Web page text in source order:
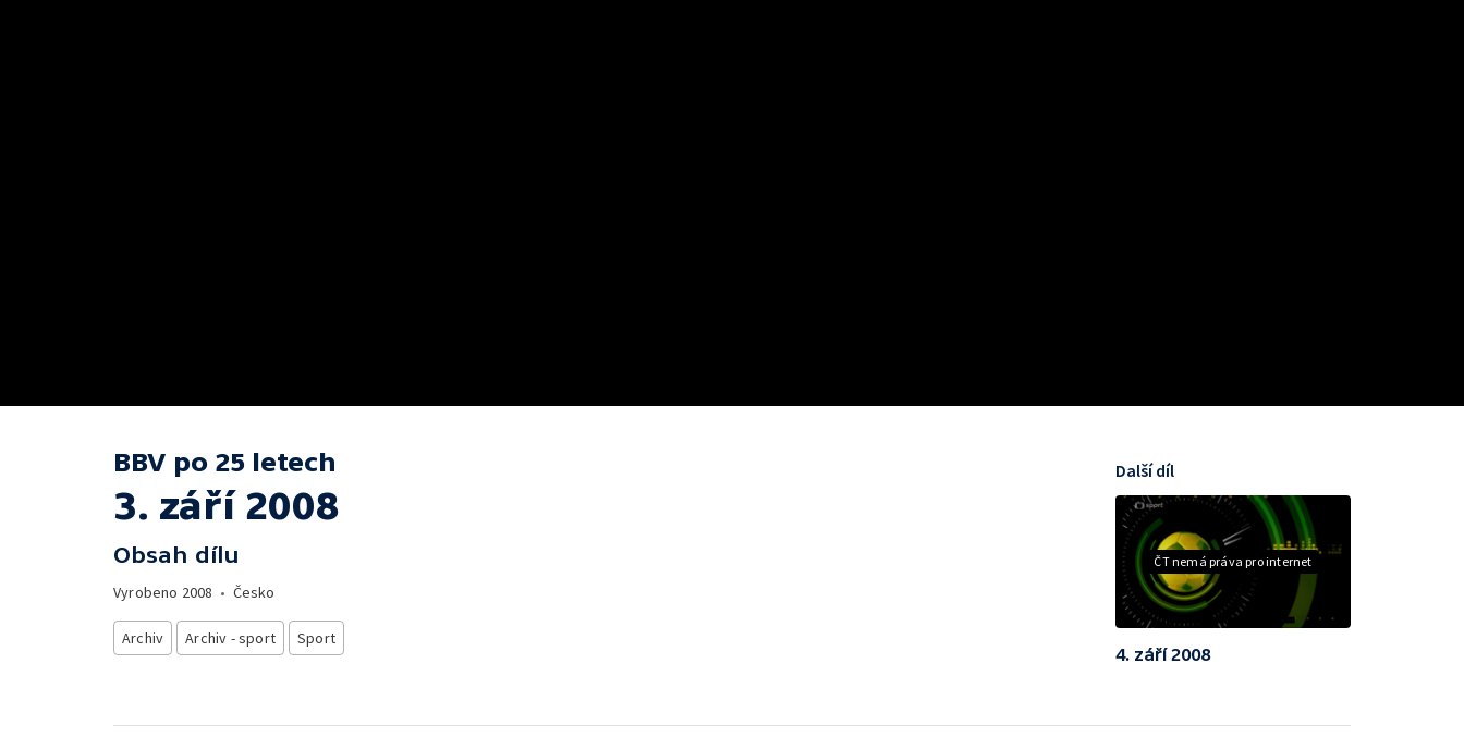
BBV po 25 letech
3. září 2008
Obsah dílu
Vyrobeno 2008 • Česko
Archiv Archiv - sport Sport
ČT nemá práva pro internet
Další díl
4. září 2008